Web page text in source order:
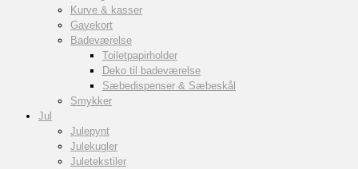
Kurve & kasser
Gavekort
Badeværelse
Toiletpapirholder
Deko til badeværelse
Sæbedispenser & Sæbeskål
Smykker
Jul
Julepynt
Julekugler
Juletekstiler